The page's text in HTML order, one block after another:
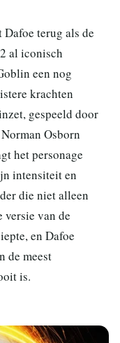
terug als de
al iconisch
een nog
krachten
gespeeld door
Osborn
het personage
intensiteit en
die niet alleen
van de
en Dafoe
de meest
is.